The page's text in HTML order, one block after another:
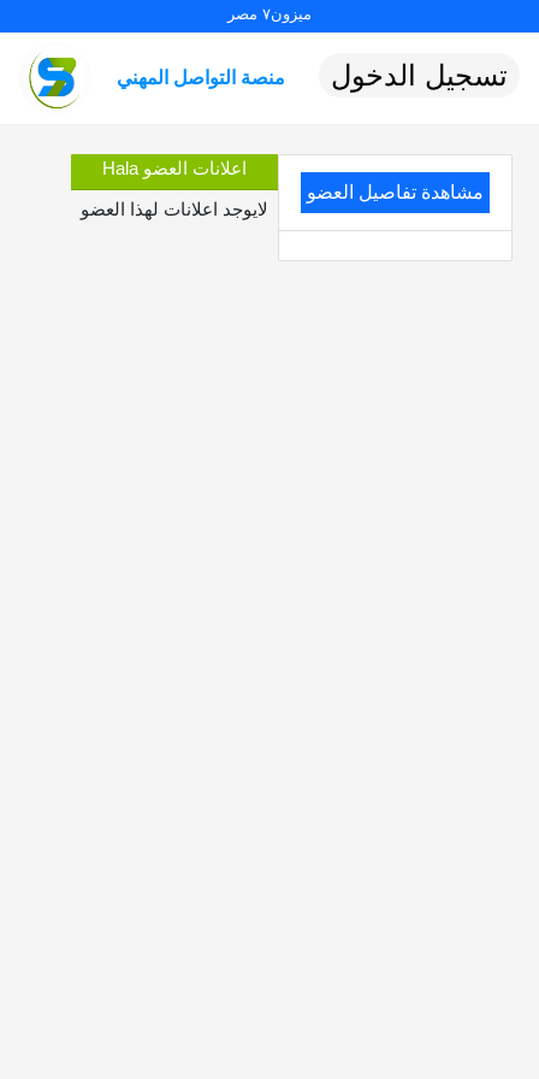
ميزون٧ مصر
منصة التواصل المهني تسجيل الدخول
مشاهدة تفاصيل العضو
اعلانات العضو Hala
لايوجد اعلانات لهذا العضو